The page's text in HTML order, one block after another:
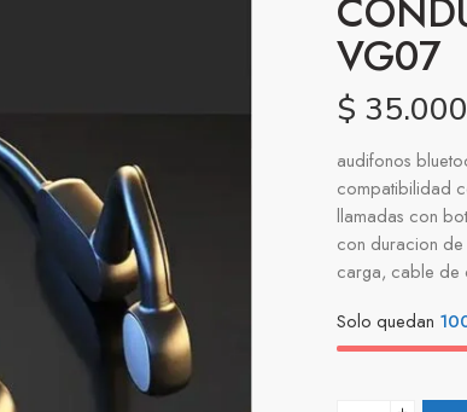
VG07
$ 35.000
audifonos
compatibilidad
llamadas con
con duracion
carga, cable de
Solo quedan